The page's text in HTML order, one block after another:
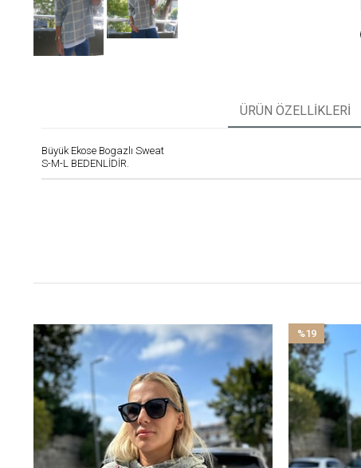
ÜRÜN ÖZELLIKLERI
Büyük Ekose Bogazlı Sweat
S-M-L BEDENLİDİR.
%19
İndirim
%19İndirim